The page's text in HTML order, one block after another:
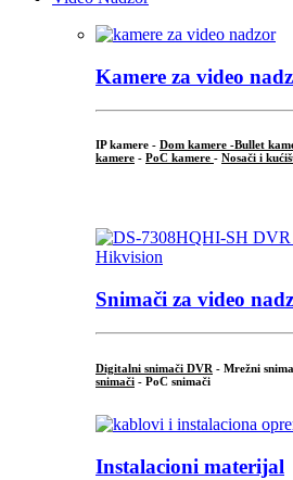
Kamere za video
IP kamere - Dom kamere -Bullet
kamere - PoC kamere - Nosači i
Snimači za video
Digitalni snimači DVR - Mrežni
snimači - PoC snimači
Instalacioni materijal